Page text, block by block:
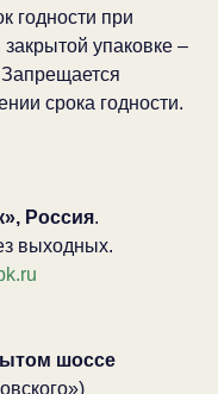
годности при
упаковке –
срока годности.
Россия.
выходных.
шоссе